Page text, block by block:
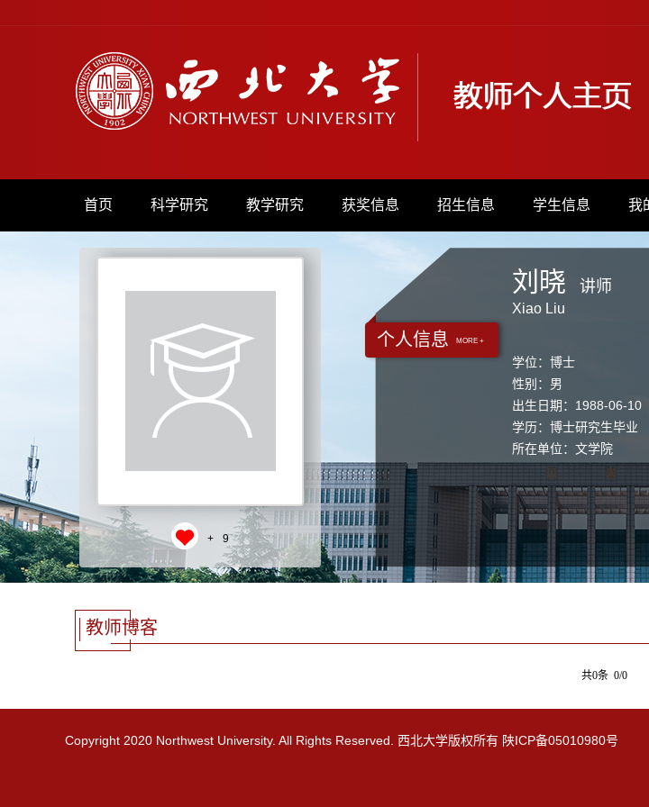
首页 科学研究 教学研究 获奖信息 招生信息 学生信息 我
+ 9
个人信息 MORE +
刘晓
Xiao Liu
讲师
学位：博士
性别：男
出生日期：1988-06-10
学历：博士研究生毕业
所在单位：文学院
教师博客
共0条 0/0
Copyright 2020 Northwest University. All Rights Reserved. 西北大学版权所有 陕ICP备05010980号